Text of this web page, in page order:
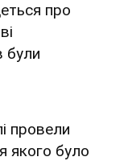
про
були
провели
якого було